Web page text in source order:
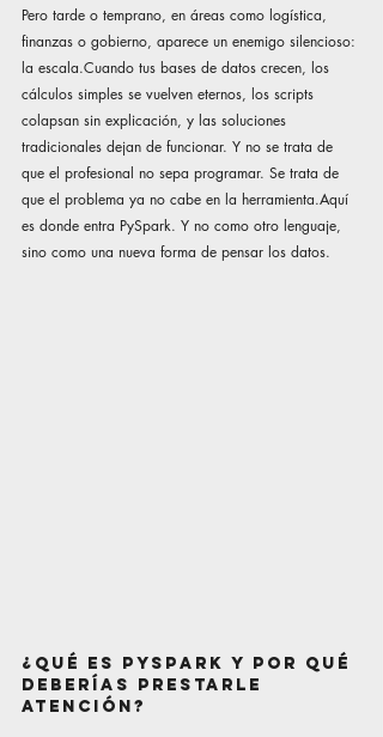
Pero tarde o temprano, en áreas como logística,
finanzas o gobierno, aparece un enemigo silencioso:
la escala.Cuando tus bases de datos crecen, los
cálculos simples se vuelven eternos, los scripts
colapsan sin explicación, y las soluciones
tradicionales dejan de funcionar. Y no se trata de
que el profesional no sepa programar. Se trata de
que el problema ya no cabe en la herramienta.Aquí
es donde entra PySpark. Y no como otro lenguaje,
sino como una nueva forma de pensar los datos.
¿Qué es PySpark y por qué
deberías prestarle
atención?